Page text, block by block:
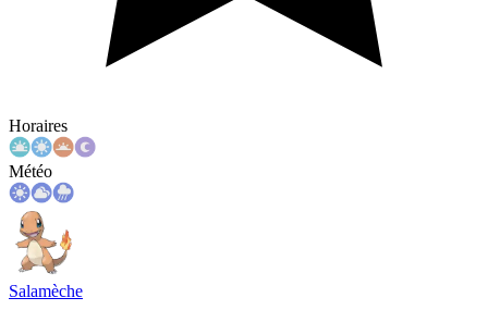
Horaires
Météo
Salamèche